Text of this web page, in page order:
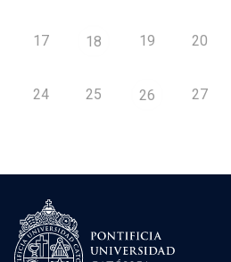
17 18 19 20
24 25 26 27